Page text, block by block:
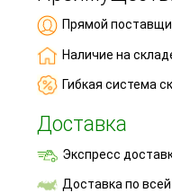
Прямой
Наличие на
Гибкая система
Доставка
Экспресс
Доставка по